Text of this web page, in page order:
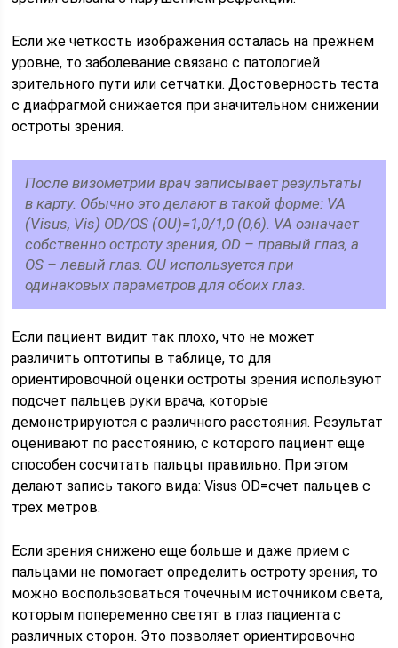
Если же четкость изображения осталась на прежнем
уровне, то заболевание связано с патологией
зрительного пути или сетчатки. Достоверность теста
с диафрагмой снижается при значительном снижении
остроты зрения.
После визометрии врач записывает результаты
в карту. Обычно это делают в такой форме: VA
(Visus, Vis) OD/OS (OU)=1,0/1,0 (0,6). VA означает
собственно остроту зрения, OD – правый глаз, а
OS – левый глаз. OU используется при
одинаковых параметров для обоих глаз.
Если пациент видит так плохо, что не может
различить оптотипы в таблице, то для
ориентировочной оценки остроты зрения используют
подсчет пальцев руки врача, которые
демонстрируются с различного расстояния. Результат
оценивают по расстоянию, с которого пациент еще
способен сосчитать пальцы правильно. При этом
делают запись такого вида: Visus OD=счет пальцев с
трех метров.
Если зрения снижено еще больше и даже прием с
пальцами не помогает определить остроту зрения, то
можно воспользоваться точечным источником света,
которым попеременно светят в глаз пациента с
различных сторон. Это позволяет ориентировочно